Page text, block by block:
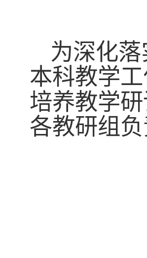
为深化
本科教学工
培养教学
各教研组